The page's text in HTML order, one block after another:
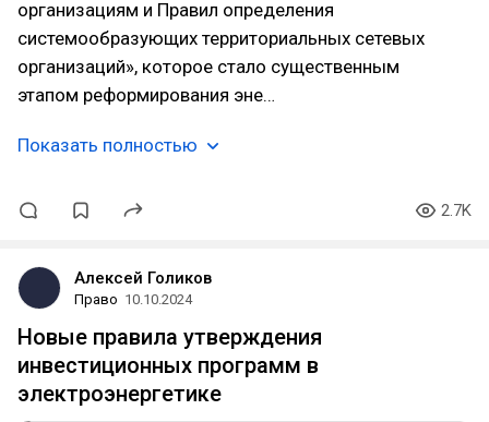
организациям и Правил определения
системообразующих территориальных сетевых
организаций», которое стало существенным
этапом реформирования эне…
Показать полностью
2.7K
Алексей Голиков
Право 10.10.2024
Новые правила утверждения
инвестиционных программ в
электроэнергетике